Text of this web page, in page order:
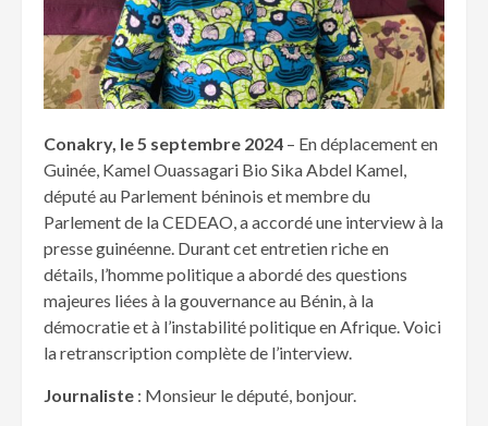
Conakry, le 5 septembre 2024 – En déplacement en
Guinée, Kamel Ouassagari Bio Sika Abdel Kamel,
député au Parlement béninois et membre du
Parlement de la CEDEAO, a accordé une interview à la
presse guinéenne. Durant cet entretien riche en
détails, l’homme politique a abordé des questions
majeures liées à la gouvernance au Bénin, à la
démocratie et à l’instabilité politique en Afrique. Voici
la retranscription complète de l’interview.
Journaliste : Monsieur le député, bonjour.